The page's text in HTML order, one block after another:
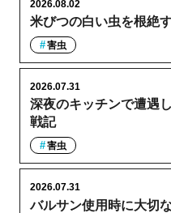
米びつの白い虫を根絶
2026.08.02
害虫
深夜のキッチンで遭遇
戦記
2026.07.31
害虫
バルサン使用時に大切
2026.07.31